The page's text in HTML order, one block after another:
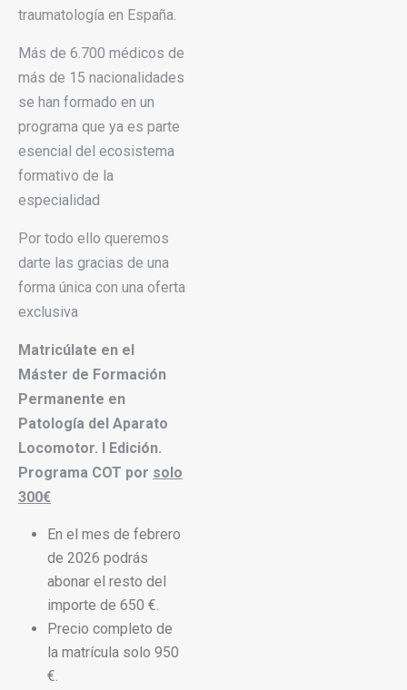
traumatología en España.
Más de 6.700 médicos de
más de 15 nacionalidades
se han formado en un
programa que ya es parte
esencial del ecosistema
formativo de la
especialidad
Por todo ello queremos
darte las gracias de una
forma única con una oferta
exclusiva
Matricúlate en el
Máster de Formación
Permanente en
Patología del Aparato
Locomotor. I Edición.
Programa COT por solo
300€
En el mes de febrero
de 2026 podrás
abonar el resto del
importe de 650 €.
Precio completo de
la matrícula solo 950
€.